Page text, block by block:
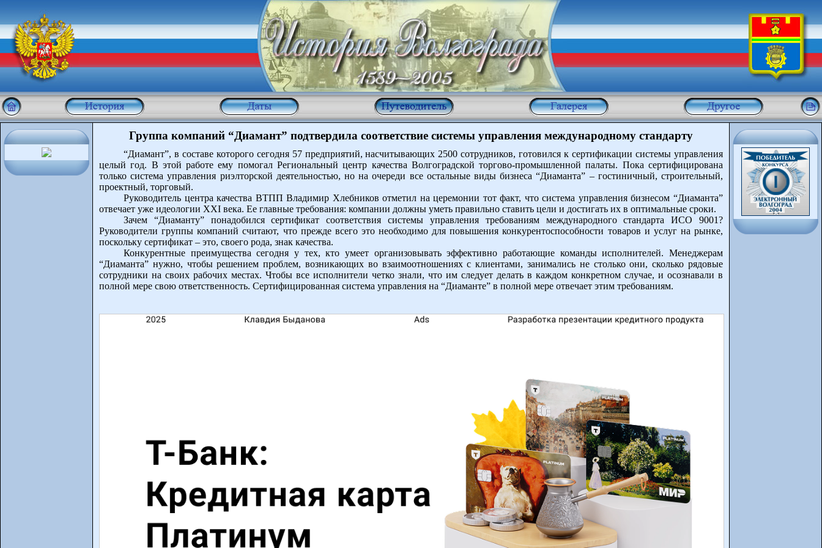
Группа компаний “Диамант” подтвердила соответствие системы управления международному стандарту
“Диамант”, в составе которого сегодня 57 предприятий, насчитывающих 2500 сотрудников, готовился к сертификации системы управления
целый год. В этой работе ему помогал Региональный центр качества Волгоградской торгово-промышленной палаты. Пока сертифицирована
только система управления риэлторской деятельностью, но на очереди все остальные виды бизнеса “Диаманта” – гостиничный, строительный,
проектный, торговый.
Руководитель центра качества ВТПП Владимир Хлебников отметил на церемонии тот факт, что система управления бизнесом “Диаманта”
отвечает уже идеологии XXI века. Ее главные требования: компании должны уметь правильно ставить цели и достигать их в оптимальные сроки.
Зачем “Диаманту” понадобился сертификат соответствия системы управления требованиям международного стандарта ИСО 9001?
Руководители группы компаний считают, что прежде всего это необходимо для повышения конкурентоспособности товаров и услуг на рынке,
поскольку сертификат – это, своего рода, знак качества.
Конкурентные преимущества сегодня у тех, кто умеет организовывать эффективно работающие команды исполнителей. Менеджерам
“Диаманта” нужно, чтобы решением проблем, возникающих во взаимоотношениях с клиентами, занимались не столько они, сколько рядовые
сотрудники на своих рабочих местах. Чтобы все исполнители четко знали, что им следует делать в каждом конкретном случае, и осознавали в
полной мере свою ответственность. Сертифицированная система управления на “Диаманте” в полной мере отвечает этим требованиям.